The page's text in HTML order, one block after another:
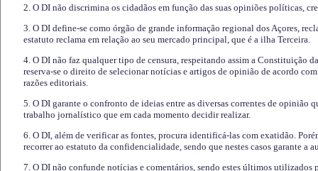
2. O DI não discrimina os cidadãos em função das suas opiniões políticas,
3. O DI define-se como órgão de grande informação regional dos Açores,
estatuto reclama em relação ao seu mercado principal, que é a ilha Terceira.
4. O DI não faz qualquer tipo de censura, respeitando assim a Constituição
reserva-se o direito de selecionar notícias e artigos de opinião de acordo
razões editoriais.
5. O DI garante o confronto de ideias entre as diversas correntes de opinião
trabalho jornalístico que em cada momento decidir realizar.
6. O DI, além de verificar as fontes, procura identificá-las com exatidão.
recorrer ao estatuto da confidencialidade, sendo que nestes casos garante a
7. O DI não confunde notícias e comentários, sendo estes últimos utilizados